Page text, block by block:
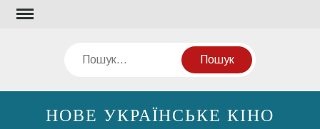
Перейти
Пошук
НОВЕ УКРАЇНСЬКЕ КІНО